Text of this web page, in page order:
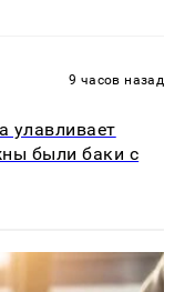
9 часов назад
улавливает
были баки с